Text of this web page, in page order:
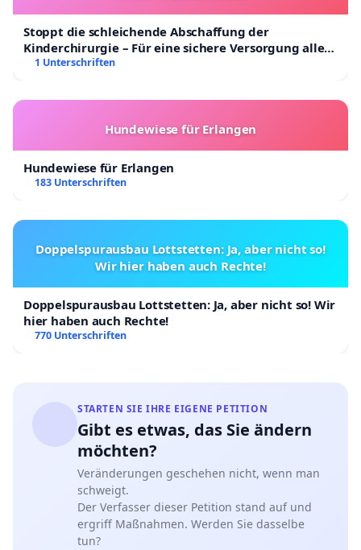
Stoppt die schleichende Abschaffung der
Kinderchirurgie – Für eine sichere Versorgung aller
Kinder in Deutschland
1 Unterschriften
Hundewiese für Erlangen
Hundewiese für Erlangen
183 Unterschriften
Doppelspurausbau Lottstetten: Ja, aber nicht so!
Wir hier haben auch Rechte!
Doppelspurausbau Lottstetten: Ja, aber nicht so! Wir
hier haben auch Rechte!
770 Unterschriften
STARTEN SIE IHRE EIGENE PETITION
Gibt es etwas, das Sie ändern
möchten?
Veränderungen geschehen nicht, wenn man
schweigt.
Der Verfasser dieser Petition stand auf und
ergriff Maßnahmen. Werden Sie dasselbe
tun?